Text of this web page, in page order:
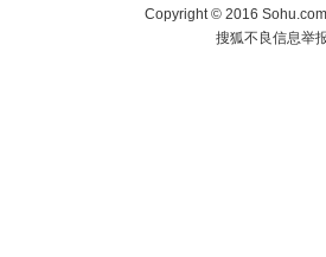
Copyright©2016
搜狐不良信息举